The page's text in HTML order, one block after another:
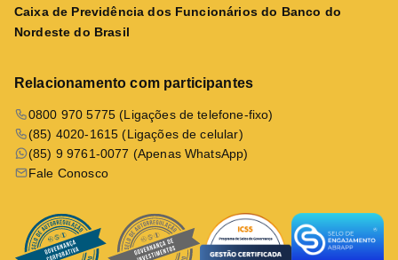
Caixa de Previdência dos Funcionários do Banco do
Nordeste do Brasil
Relacionamento com participantes
0800 970 5775 (Ligações de telefone-fixo)
(85) 4020-1615 (Ligações de celular)
(85) 9 9761-0077 (Apenas WhatsApp)
Fale Conosco